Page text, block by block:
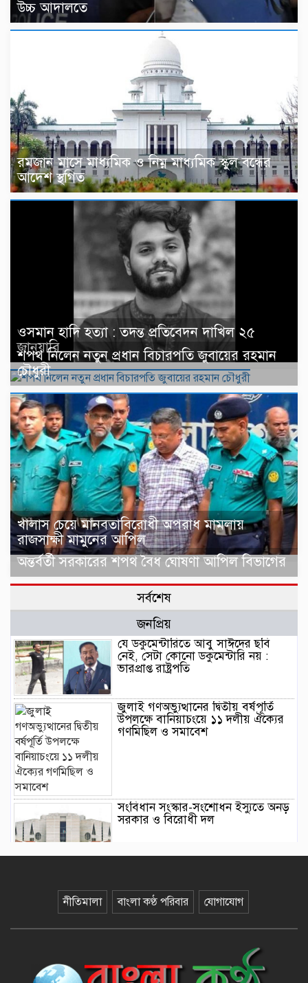
উচ্চ আদালতে
রমজান মাসে মাধ্যমিক ও নিম্ন মাধ্যমিক স্কুল বন্ধের
আদেশ স্থগিত
ওসমান হাদি হত্যা : তদন্ত প্রতিবেদন দাখিল ২৫
জানুয়ারি
শপথ নিলেন নতুন প্রধান বিচারপতি জুবায়ের রহমান
চৌধুরী
খালাস চেয়ে মানবতাবিরোধী অপরাধ মামলায়
রাজসাক্ষী মামুনের আপিল
অন্তর্বর্তী সরকারের শপথ বৈধ ঘোষণা আপিল বিভাগের
সর্বশেষ
জনপ্রিয়
যে ডকুমেন্টারিতে আবু সাঈদের ছবি
নেই, সেটা কোনো ডকুমেন্টারি নয় :
ভারপ্রাপ্ত রাষ্ট্রপতি
জুলাই গণঅভ্যুত্থানের দ্বিতীয় বর্ষপূর্তি
উপলক্ষে বানিয়াচংয়ে ১১ দলীয় ঐক্যের
গণমিছিল ও সমাবেশ
সংবিধান সংস্কার-সংশোধন ইস্যুতে অনড়
সরকার ও বিরোধী দল
১২ কেজি এলপিজি সিলিন্ডারে দাম কমল
নীতিমালা বাংলা কণ্ঠ পরিবার যোগাযোগ